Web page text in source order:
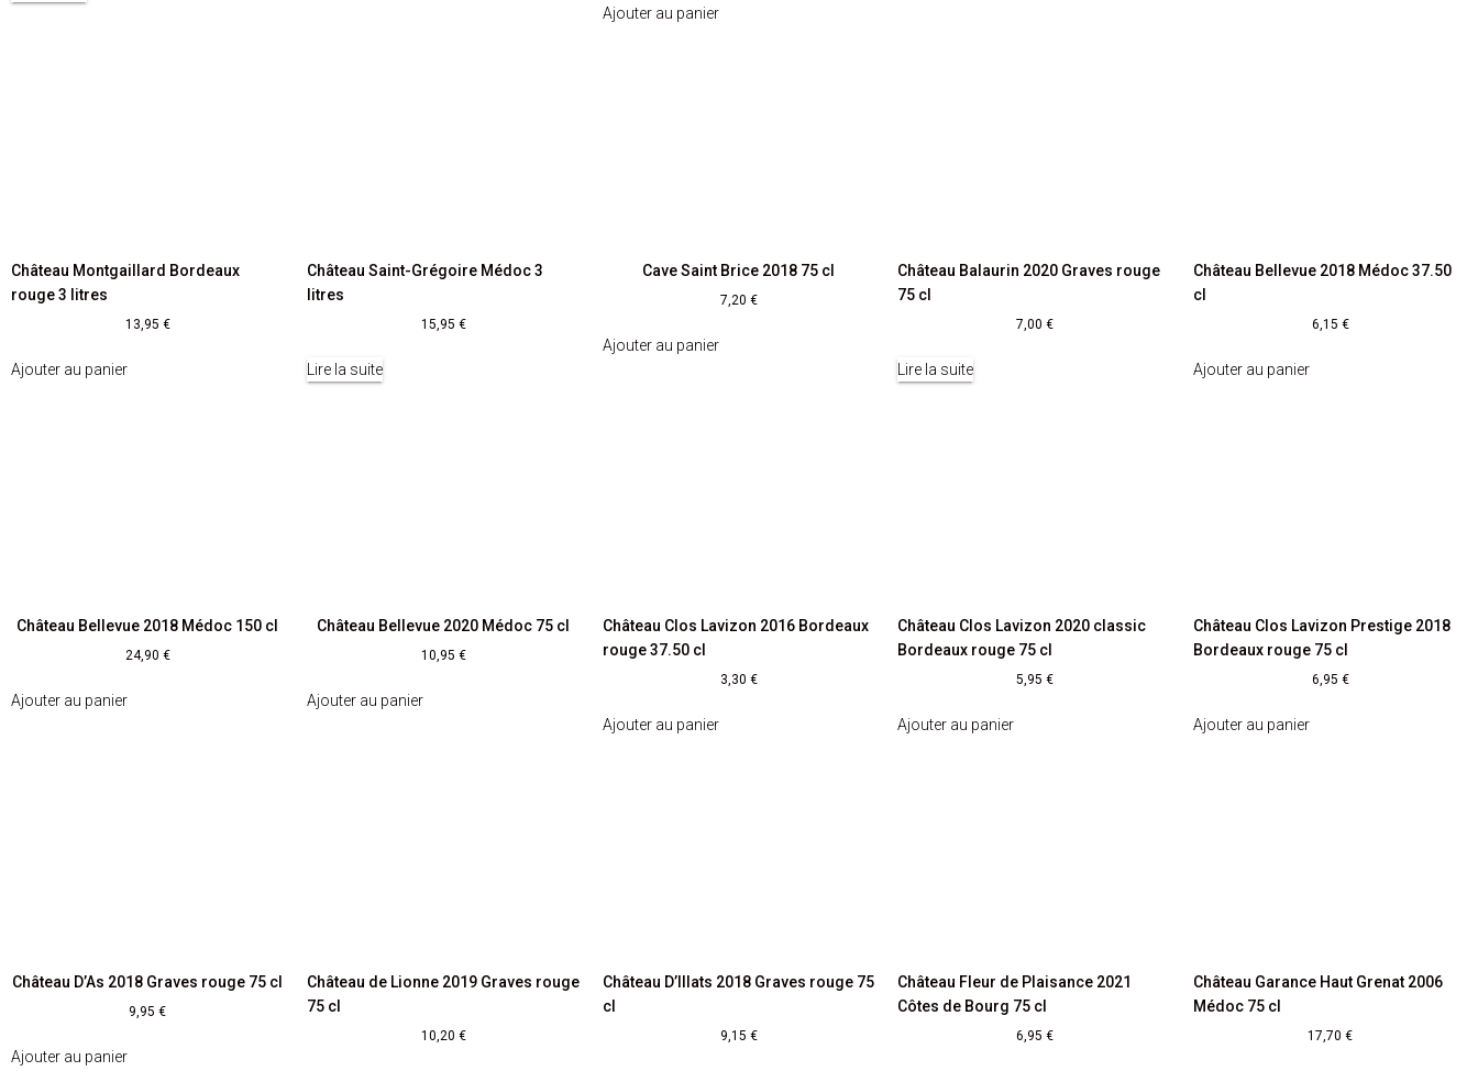
Ajouter au panier
Château Montgaillard Bordeaux
rouge 3 litres
13,95 €
Ajouter au panier
Château Saint-Grégoire Médoc 3
litres
15,95 €
Lire la suite
Cave Saint Brice 2018 75 cl
7,20 €
Ajouter au panier
Château Balaurin 2020 Graves rouge
75 cl
7,00 €
Lire la suite
Château Bellevue 2018 Médoc 37.50
cl
6,15 €
Ajouter au panier
Château Bellevue 2018 Médoc 150 cl
24,90 €
Ajouter au panier
Château Bellevue 2020 Médoc 75 cl
10,95 €
Ajouter au panier
Château Clos Lavizon 2016 Bordeaux
rouge 37.50 cl
3,30 €
Ajouter au panier
Château Clos Lavizon 2020 classic
Bordeaux rouge 75 cl
5,95 €
Ajouter au panier
Château Clos Lavizon Prestige 2018
Bordeaux rouge 75 cl
6,95 €
Ajouter au panier
Château D’As 2018 Graves rouge 75 cl
9,95€
Ajouter au panier
Château de Lionne 2019 Graves rouge
75 cl
10,20 €
Château D’Illats 2018 Graves rouge 75
cl
9,15 €
Château Fleur de Plaisance 2021
Côtes de Bourg 75 cl
6,95 €
Château Garance Haut Grenat 2006
Médoc 75 cl
17,70€